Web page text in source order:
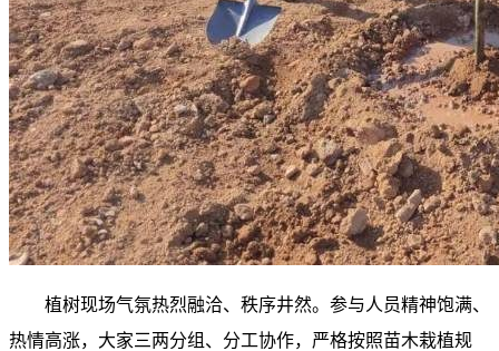
植树现场气氛热烈融洽、秩序井然。参与人员精神饱满、
热情高涨，大家三两分组、分工协作，严格按照苗木栽植规